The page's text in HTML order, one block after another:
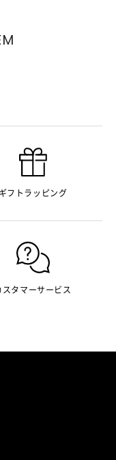
ギフトラッピング
スタマーサービス